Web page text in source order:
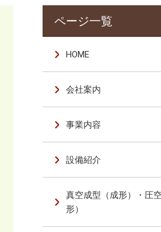
HOME
会社案内
事業内容
設備紹介
真空成型（成形）・圧
形）